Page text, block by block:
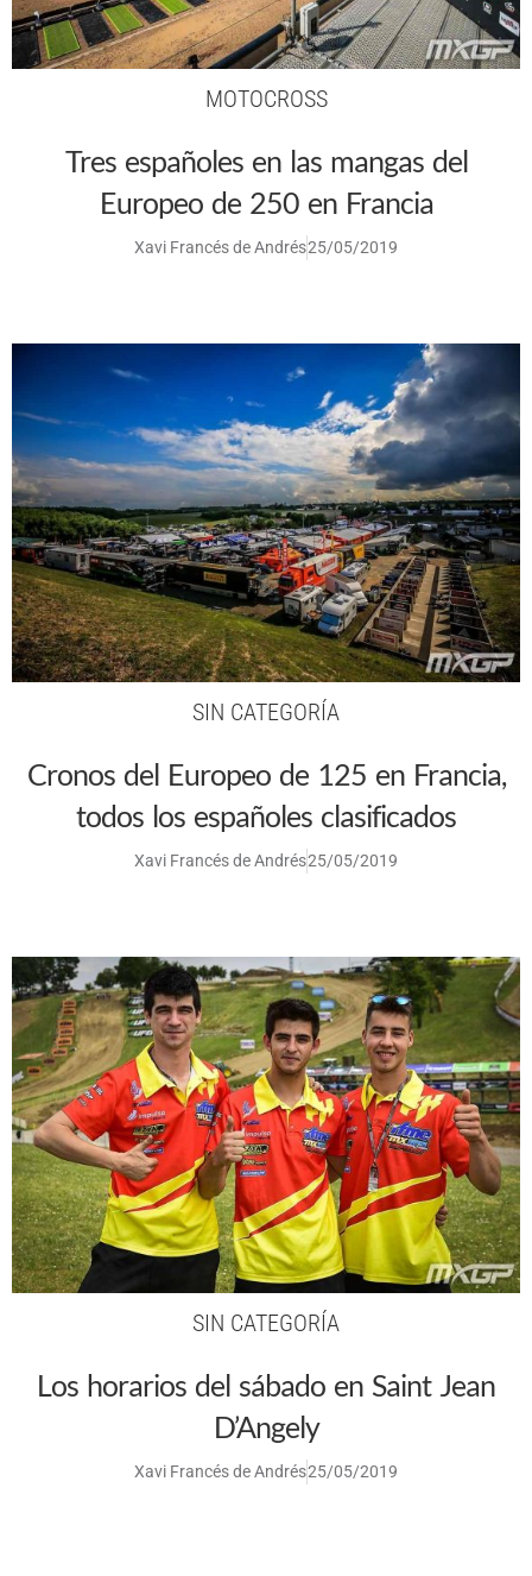
MOTOCROSS
Tres españoles en las mangas del
Europeo de 250 en Francia
Xavi Francés de Andrés25/05/2019
SIN CATEGORÍA
Cronos del Europeo de 125 en Francia,
todos los españoles clasificados
Xavi Francés de Andrés25/05/2019
SIN CATEGORÍA
Los horarios del sábado en Saint Jean
D’Angely
Xavi Francés de Andrés25/05/2019